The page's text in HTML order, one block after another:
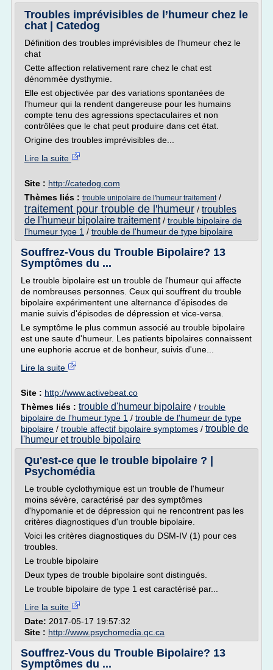
Troubles imprévisibles de l’humeur chez le
chat | Catedog
Définition des troubles imprévisibles de l'humeur chez le
chat
Cette affection relativement rare chez le chat est
dénommée dysthymie.
Elle est objectivée par des variations spontanées de
l'humeur qui la rendent dangereuse pour les humains
compte tenu des agressions spectaculaires et non
contrôlées que le chat peut produire dans cet état.
Origine des troubles imprévisibles de...
Lire la suite
Site : http://catedog.com
Thèmes liés : trouble unipolaire de l'humeur traitement/
traitement pour trouble de l'humeur / troubles
de l'humeur bipolaire traitement/ trouble bipolaire de
l'humeur type 1 / trouble de l'humeur de type bipolaire
Souffrez-Vous du Trouble Bipolaire? 13
Symptômes du ...
Le trouble bipolaire est un trouble de l'humeur qui affecte
de nombreuses personnes. Ceux qui souffrent du trouble
bipolaire expérimentent une alternance d'épisodes de
manie suivis d'épisodes de dépression et vice-versa.
Le symptôme le plus commun associé au trouble bipolaire
est une saute d'humeur. Les patients bipolaires connaissent
une euphorie accrue et de bonheur, suivis d'une...
Lire la suite
Site : http://www.activebeat.co
Thèmes liés : trouble d'humeur bipolaire / trouble
bipolaire de l'humeur type 1 / trouble de l'humeur de type
bipolaire / trouble affectif bipolaire symptomes / trouble de
l'humeur et trouble bipolaire
Qu'est-ce que le trouble bipolaire ? |
Psychomédia
Le trouble cyclothymique est un trouble de l'humeur
moins sévère, caractérisé par des symptômes
d'hypomanie et de dépression qui ne rencontrent pas les
critères diagnostiques d'un trouble bipolaire.
Voici les critères diagnostiques du DSM-IV (1) pour ces
troubles.
Le trouble bipolaire
Deux types de trouble bipolaire sont distingués.
Le trouble bipolaire de type 1 est caractérisé par...
Lire la suite
Date: 2017-05-17 19:57:32
Site : http://www.psychomedia.qc.ca
Souffrez-Vous du Trouble Bipolaire? 13
Symptômes du ...